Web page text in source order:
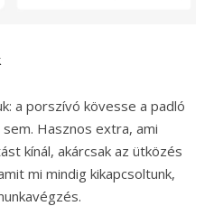
a porszívó kövesse a padló
Hasznos extra, ami
kínál, akárcsak az ütközés
mi mindig kikapcsoltunk,